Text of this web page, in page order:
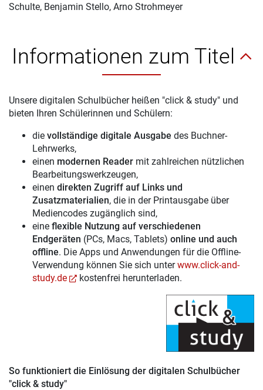
Schulte, Benjamin Stello, Arno Strohmeyer
Informationen zum Titel
Unsere digitalen Schulbücher heißen "click & study" und
bieten Ihren Schülerinnen und Schülern:
die vollständige digitale Ausgabe des Buchner-
Lehrwerks,
einen modernen Reader mit zahlreichen nützlichen
Bearbeitungswerkzeugen,
einen direkten Zugriff auf Links und
Zusatzmaterialien, die in der Printausgabe über
Mediencodes zugänglich sind,
eine flexible Nutzung auf verschiedenen
Endgeräten (PCs, Macs, Tablets) online und auch
offline. Die Apps und Anwendungen für die Offline-
Verwendung können Sie sich unterwww.click-and-
study.de
kostenfrei herunterladen.
So funktioniert die Einlösung der digitalen Schulbücher
"click & study"